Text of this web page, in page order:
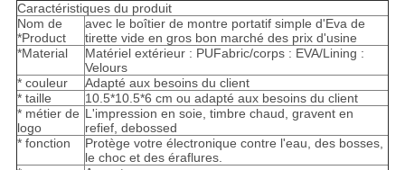
Caractéristiques du produit
Nom de
*Product
avec le boîtier de montre portatif simple d'Eva de
tirette vide en gros bon marché des prix d'usine
*Material
Matériel extérieur : PUFabric/corps : EVA/Lining :
Velours
* couleur
Adapté aux besoins du client
* taille
10.5*10.5*6 cm ou adapté aux besoins du client
* métier de
logo
L'impression en soie, timbre chaud, gravent en
refief, debossed
* fonction
Protège votre électronique contre l'eau, des bosses,
le choc et des éraflures.